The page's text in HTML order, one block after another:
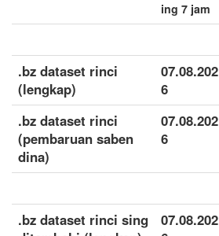
ing 7 jam
.bz dataset rinci
(lengkap)
07.08.202
6
.bz dataset rinci
(pembaruan saben
dina)
07.08.202
6
.bz dataset rinci sing
07.08.202